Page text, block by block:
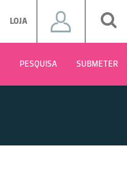
LOJA
PESQUISA SUBMETER